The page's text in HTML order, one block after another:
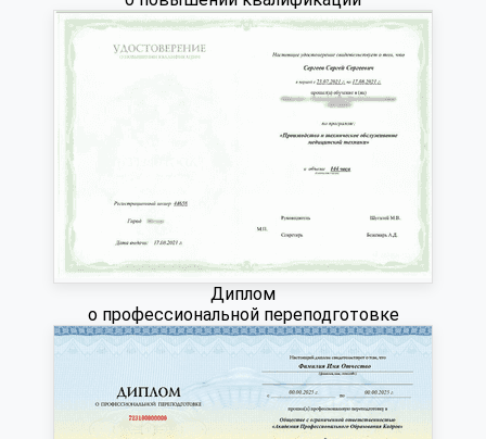
Диплом
о профессиональной переподготовке